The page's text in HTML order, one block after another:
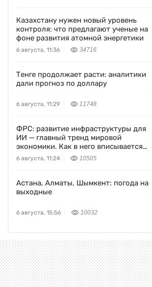
Казахстану нужен новый уровень
контроля: что предлагают ученые на
фоне развития атомной энергетики
6 августа, 11:36 34716
Тенге продолжает расти: аналитики
дали прогноз по доллару
6 августа, 11:29 11748
ФРС: развитие инфраструктуры для
ИИ — главный тренд мировой
экономики. Как в него вписывается
Freedom Holding Corp.
6 августа, 11:24 10505
Астана, Алматы, Шымкент: погода на
выходные
6 августа, 15:56 10032